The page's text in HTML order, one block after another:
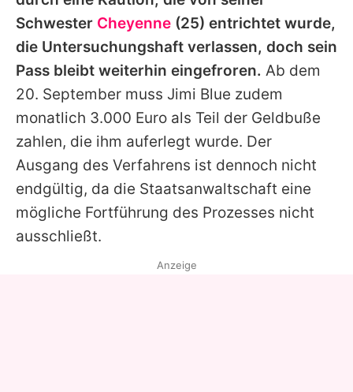
Redaktionelle Richtlinien
Impressum
Datenschutzerklärung
Utiq verwalten
Schwester Cheyenne (25) entrichtet wurde,
die Untersuchungshaft verlassen, doch sein
Pass bleibt weiterhin eingefroren. Ab dem
20. September muss Jimi Blue zudem
monatlich 3.000 Euro als Teil der Geldbuße
zahlen, die ihm auferlegt wurde. Der
Ausgang des Verfahrens ist dennoch nicht
endgültig, da die Staatsanwaltschaft eine
mögliche Fortführung des Prozesses nicht
ausschließt.
Anzeige